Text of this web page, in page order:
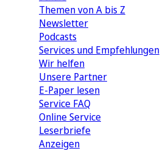
Themen von A bis Z
Newsletter
Podcasts
Services und Empfehlungen
Wir helfen
Unsere Partner
E-Paper lesen
Service FAQ
Online Service
Leserbriefe
Anzeigen